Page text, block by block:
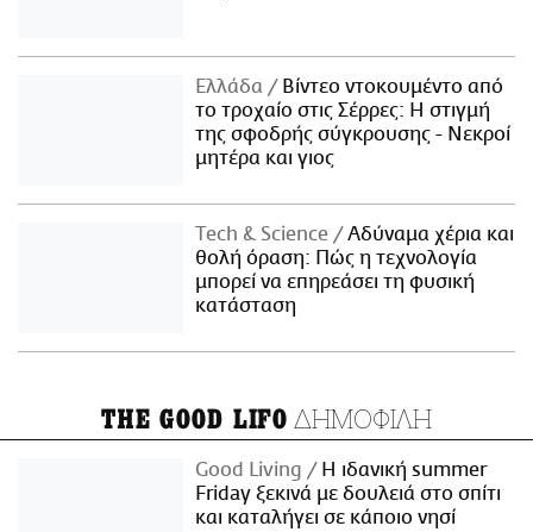
Ελλάδα
Βίντεο ντοκουμέντο από
το τροχαίο στις Σέρρες: Η στιγμή
της σφοδρής σύγκρουσης - Νεκροί
μητέρα και γιος
Τech & Science
Αδύναμα χέρια και
θολή όραση: Πώς η τεχνολογία
μπορεί να επηρεάσει τη φυσική
κατάσταση
THE GOOD LIFO ΔΗΜΟΦΙΛΗ
Good Living
Η ιδανική summer
Friday ξεκινά με δουλειά στο σπίτι
και καταλήγει σε κάποιο νησί